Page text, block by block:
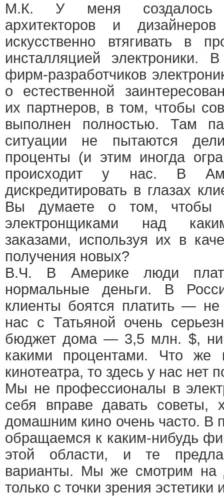
М.К. У меня создалось
архитекторов и
искусственно втягивать в
инсталляцией электроники.
фирм-разработчиков
о естественной
их партнеров, в том, чтобы
выполнен полностью. Там
ситуации не пытаются
проценты (и этим иногда
происходит у нас. В
дискредитировать в глазах
Вы думаете о том, чтобы
электронщиками над
заказами, используя их в
получения новых?
В.Ч. В Америке люди
нормальные деньги. В
клиенты боятся платить —
нас с Татьяной очень
бюджет дома — 3,5 млн. $,
какими процентами. Что же
кинотеатра, то здесь у нас нет
Мы не профессионалы в
себя вправе давать советы,
домашним кино очень часто. В
обращаемся к каким-нибудь
этой области, и те
варианты. Мы же смотрим на
только с точки зрения эстетики